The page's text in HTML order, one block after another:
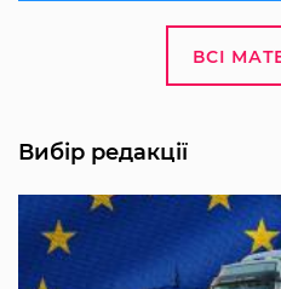
ВСІ
Вибір редакції